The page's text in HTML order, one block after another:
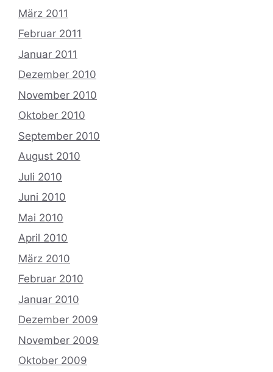
März 2011
Februar 2011
Januar 2011
Dezember 2010
November 2010
Oktober 2010
September 2010
August 2010
Juli 2010
Juni 2010
Mai 2010
April 2010
März 2010
Februar 2010
Januar 2010
Dezember 2009
November 2009
Oktober 2009